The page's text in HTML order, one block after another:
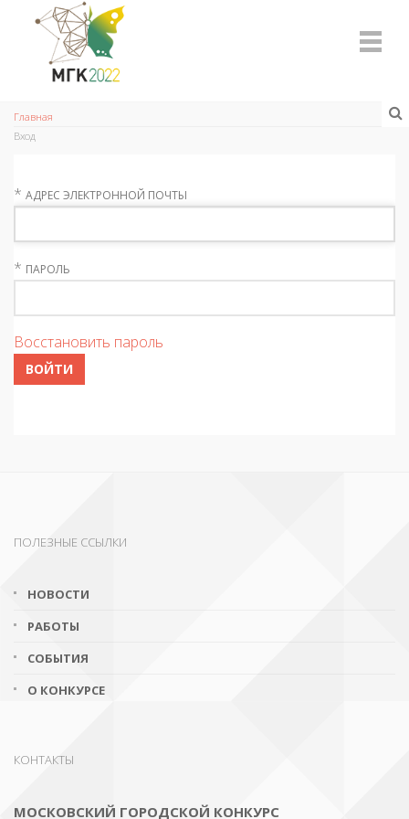
Главная
Вход
* АДРЕС ЭЛЕКТРОННОЙ ПОЧТЫ
* ПАРОЛЬ
Восстановить пароль
ВОЙТИ
ПОЛЕЗНЫЕ ССЫЛКИ
НОВОСТИ
РАБОТЫ
СОБЫТИЯ
О КОНКУРСЕ
КОНТАКТЫ
МОСКОВСКИЙ ГОРОДСКОЙ КОНКУРС